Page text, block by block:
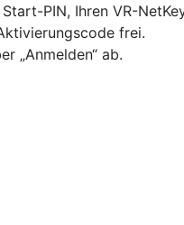
PIN, Ihren VR-
frei.
„Anmelden“ ab.